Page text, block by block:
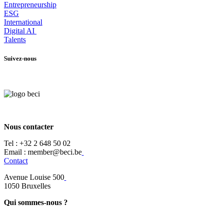
Entrepreneurship
ESG
International
Digital AI
Talents
Suivez-nous
Nous contacter
Tel : +32 2 648 50 02​
​​Email : member@beci.be
Contact
Avenue Louise 500
​1050 Bruxelles
Qui sommes-nous ?